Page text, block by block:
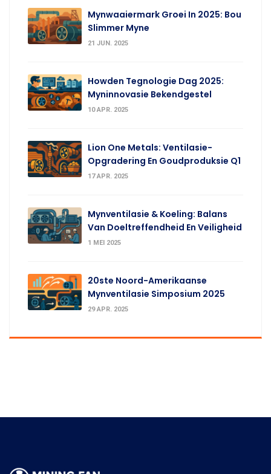
Mynwaaiermark Groei In 2025: Bou
Slimmer Myne
21 JUN. 2025
Howden Tegnologie Dag 2025:
Myninnovasie Bekendgestel
10 APR. 2025
Lion One Metals: Ventilasie-
Opgradering En Goudproduksie Q1
17 APR. 2025
Mynventilasie & Koeling: Balans
Van Doeltreffendheid En Veiligheid
1 MEI 2025
20ste Noord-Amerikaanse
Mynventilasie Simposium 2025
29 APR. 2025